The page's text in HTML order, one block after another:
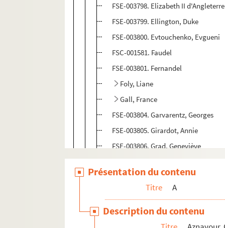
FSE-003798. Elizabeth II d'Angleterre
FSE-003799. Ellington, Duke
FSE-003800. Evtouchenko, Evgueni
FSC-001581. Faudel
FSE-003801. Fernandel
Foly, Liane
Gall, France
FSE-003804. Garvarentz, Georges
FSE-003805. Girardot, Annie
FSE-003806. Grad, Geneviève
FSE-003807. Guétary, Georges
Hallyday, Johnny
FSC-001583. Häupl, Michael
FSC-001584. Iglesias, Julio
Présentation du contenu
Titre A
Description du contenu